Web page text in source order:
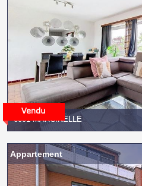
6001 MARCINELLE
Appartement